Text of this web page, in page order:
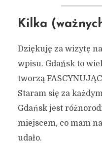
Kilka
Dziękuję za wizytę
wpisu. Gdańsk to
tworzą
Staram się za
Gdańsk jest
miejscem, co mam
udało.